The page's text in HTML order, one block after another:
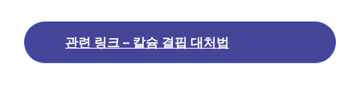
관련 링크 – 칼슘 결핍 대처법